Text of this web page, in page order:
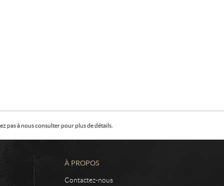
pas à nous consulter pour plus de détails.
À PROPOS
Contactez-nous